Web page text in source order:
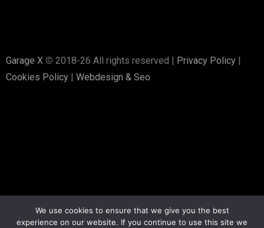
Garage X © 2018-26 All rights reserved | Privacy Policy |
Cookies Policy | Webdesign & Seo
We use cookies to ensure that we give you the best
experience on our website. If you continue to use this site we